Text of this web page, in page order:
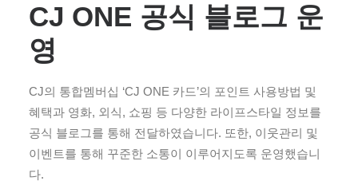
CJ ONE 공식 블로그 운
영
CJ의 통합멤버십 ‘CJ ONE 카드’의 포인트 사용방법 및
혜택과 영화, 외식, 쇼핑 등 다양한 라이프스타일 정보를
공식 블로그를 통해 전달하였습니다. 또한, 이웃관리 및
이벤트를 통해 꾸준한 소통이 이루어지도록 운영했습니
다.